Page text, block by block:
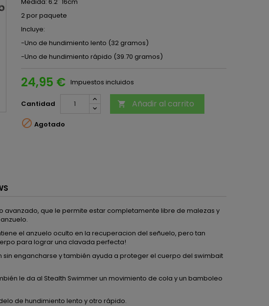
2 por paquete
Incluye:
-Uno de hundimiento lento (32 gramos)
-Uno de hundimiento rápido (39.70 gramos)
24,95 € Impuestos incluidos
Cantidad  Añadir al carrito
 Agotado
avanzado, que le permite estar completamente libre de malezas y
el anzuelo oculto en la recuperacion del señuelo, pero tan
para lograr una clavada perfecta!
engancharse y también ayuda a proteger el cuerpo del swimbait
le da al Stealth Swimmer un movimiento de cola y un bamboleo
de hundimiento lento y otro rápido.